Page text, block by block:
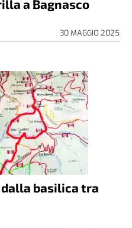
a Bagnasco
30 MAGGIO 2025
basilica tra